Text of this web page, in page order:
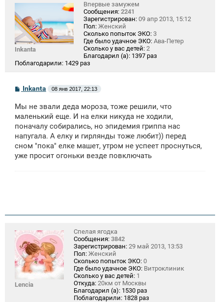
Inkanta
Впервые замужем
Сообщения: 2241
Зарегистрирован: 09 апр 2013, 15:12
Пол: Женский
Сколько попыток ЭКО: 3
Где было удачное ЭКО: Ава-Петер
Сколько у вас детей: 2
Благодарил (а): 1397 раз
Поблагодарили: 1429 раз
С
б
щ
н
и
Inkanta 08 янв 2017, 22:13
Мы не звали деда мороза, тоже решили, что
маленький еще. И на елки никуда не ходили,
поначалу собирались, но эпидемия гриппа нас
напугала. А елку и гирлянды тоже любит)) перед
сном "пока" елке машет, утром не успеет проснуться,
уже просит огоньки везде повключать
Lencia
Спелая ягодка
Сообщения: 3842
Зарегистрирован: 29 май 2013, 13:53
Пол: Женский
Сколько попыток ЭКО: 0
Где было удачное ЭКО: Витроклиник
Сколько у вас детей: 1
Откуда: 20км от Москвы
Благодарил (а): 1530 раз
Поблагодарили: 1828 раз